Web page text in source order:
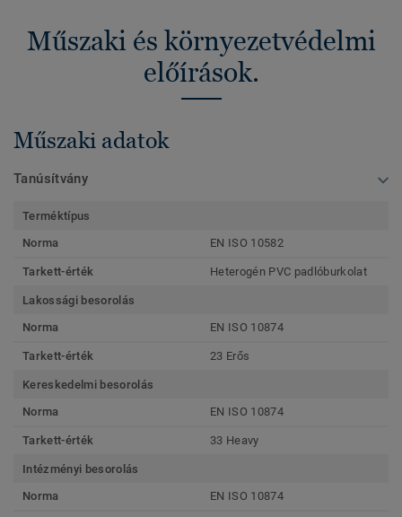
Műszaki és környezetvédelmi
előírások.
Műszaki adatok
Tanúsítvány
Terméktípus
Norma
EN ISO 10582
Tarkett-érték Heterogén PVC padlóburkolat
Lakossági besorolás
Norma
EN ISO 10874
Tarkett-érték 23 Erős
Kereskedelmi besorolás
Norma
EN ISO 10874
Tarkett-érték 33 Heavy
Intézményi besorolás
Norma
EN ISO 10874